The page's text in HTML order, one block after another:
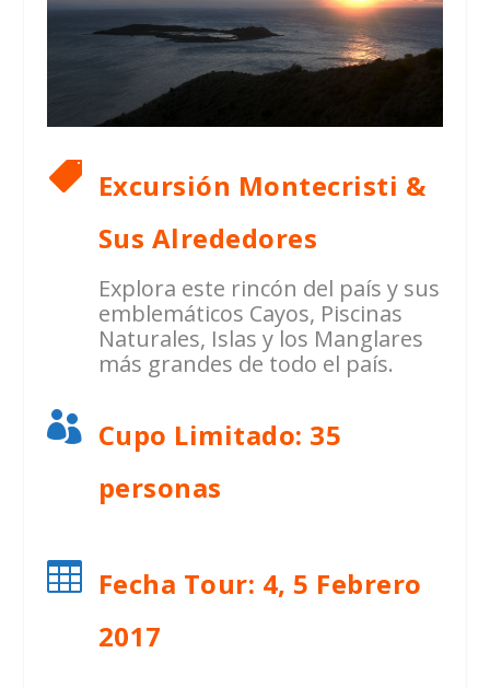
 Excursión Montecristi &
Sus Alrededores
Explora este rincón del país y sus
emblemáticos Cayos, Piscinas
Naturales, Islas y los Manglares
más grandes de todo el país.
 Cupo Limitado: 35
personas
 Fecha Tour: 4, 5 Febrero
2017